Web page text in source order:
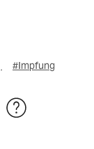
#Impfung